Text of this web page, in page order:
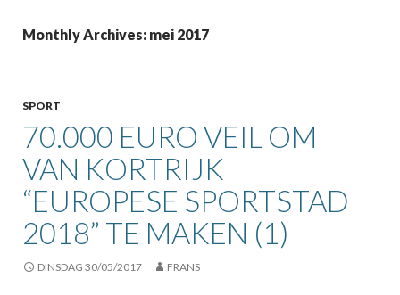
Monthly Archives: mei 2017
SPORT
70.000 EURO VEIL OM
VAN KORTRIJK
“EUROPESE SPORTSTAD
2018” TE MAKEN (1)
DINSDAG 30/05/2017 FRANS